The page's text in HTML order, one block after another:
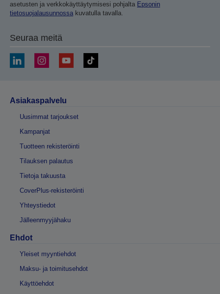
asetusten ja verkkokäyttäytymisesi pohjalta Epsonin
tietosuojalausunnossa kuvatulla tavalla.
Seuraa meitä
Asiakaspalvelu
Uusimmat tarjoukset
Kampanjat
Tuotteen rekisteröinti
Tilauksen palautus
Tietoja takuusta
CoverPlus-rekisteröinti
Yhteystiedot
Jälleenmyyjähaku
Ehdot
Yleiset myyntiehdot
Maksu- ja toimitusehdot
Käyttöehdot